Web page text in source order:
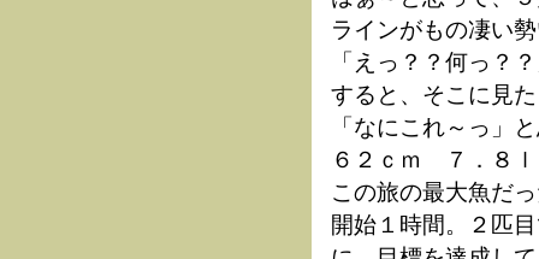
ラインがもの凄い
「えっ？？何っ？
すると、そこに見
「なにこれ～っ」
６２ｃｍ ７．８ｌ
この旅の最大魚だ
開始１時間。２匹